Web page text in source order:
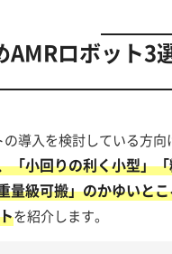
AMRロボット3
の導入を検討している方向
「小回りの利く小型」
量級可搬」のかゆいと
を紹介します。